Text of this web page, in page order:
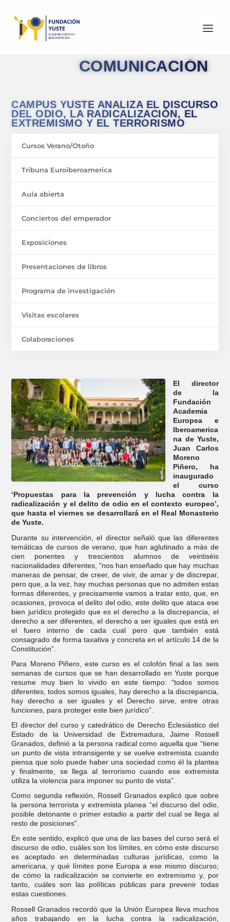
COMUNICACIÓN
CAMPUS YUSTE ANALIZA EL DISCURSO
DEL ODIO, LA RADICALIZACIÓN, EL
EXTREMISMO Y EL TERRORISMO
Cursos Verano/Otoño
Tribuna Euroiberoamerica
Aula abierta
Conciertos del emperador
Exposiciones
Presentaciones de libros
Programa de investigación
Visitas escolares
Colaboraciones
El director
de la
Fundación
Academia
Europea e
Iberoamerica
na de Yuste,
Juan Carlos
Moreno
Piñero, ha
inaugurado
el curso
‘Propuestas para la prevención y lucha contra la
radicalización y el delito de odio en el contexto europeo’,
que hasta el viernes se desarrollará en el Real Monasterio
de Yuste.
Durante su intervención, el director señaló que las diferentes
temáticas de cursos de verano, que han aglutinado a más de
cien ponentes y trescientos alumnos de veintiséis
nacionalidades diferentes, “nos han enseñado que hay muchas
maneras de pensar, de creer, de vivir, de amar y de discrepar,
pero que, a la vez, hay muchas personas que no admiten estas
formas diferentes, y precisamente vamos a tratar esto, que, en
ocasiones, provoca el delito del odio, este delito que ataca ese
bien jurídico protegido que es el derecho a la discrepancia, el
derecho a ser diferentes, el derecho a ser iguales que está en
el fuero interno de cada cual pero que también está
consagrado de forma taxativa y concreta en el artículo 14 de la
Constitución”.
Para Moreno Piñero, este curso es el colofón final a las seis
semanas de cursos que se han desarrollado en Yuste porque
resume muy bien lo vivido en este tiempo: “todos somos
diferentes, todos somos iguales, hay derecho a la discrepancia,
hay derecho a ser iguales y el Derecho sirve, entre otras
funciones, para proteger este bien jurídico”.
El director del curso y catedrático de Derecho Eclesiástico del
Estado de la Universidad de Extremadura, Jaime Rossell
Granados, definió a la persona radical como aquella que “tiene
un punto de vista intransigente y se vuelve extremista cuando
piensa que solo puede haber una sociedad como él la plantea
y finalmente, se llega al terrorismo cuando ese extremista
utiliza la violencia para imponer su punto de vista”.
Como segunda reflexión, Rossell Granados explicó que sobre
la persona terrorista y extremista planea “el discurso del odio,
posible detonante o primer estadio a partir del cual se llega al
resto de posiciones”.
En este sentido, explicó que una de las bases del curso será el
discurso de odio, cuáles son los límites, en cómo este discurso
es aceptado en determinadas culturas jurídicas, como la
americana, y qué límites pone Europa a ese mismo discurso;
de cómo la radicalización se convierte en extremismo y, por
tanto, cuáles son las políticas públicas para prevenir todas
estas cuestiones.
Rossell Granados recordó que la Unión Europea lleva muchos
años trabajando en la lucha contra la radicalización,